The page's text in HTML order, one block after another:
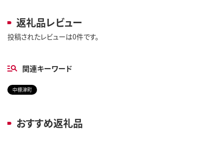
返礼品レビュー
投稿されたレビューは0件です。
関連キーワード
中標津町
おすすめ返礼品